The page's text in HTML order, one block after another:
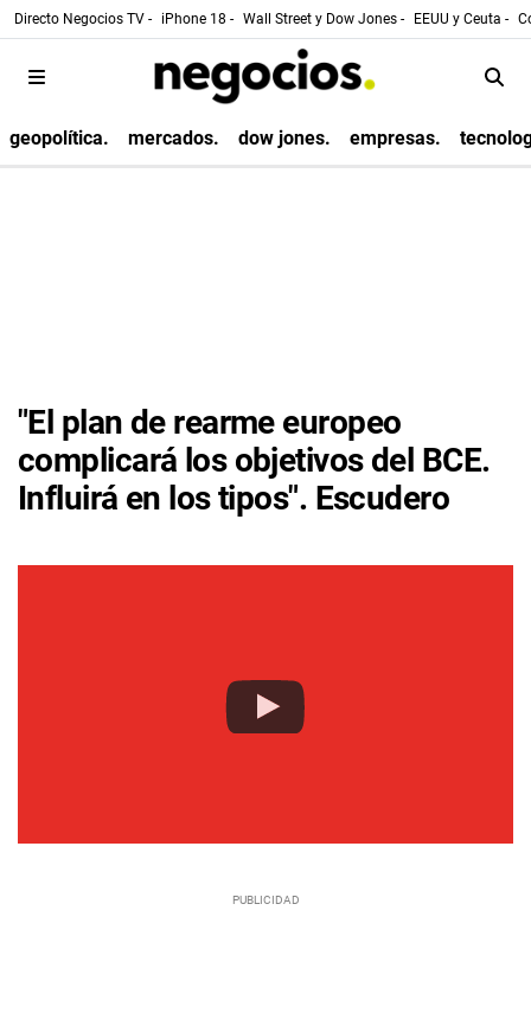
Directo Negocios TV - iPhone 18 - Wall Street y Dow Jones - EEUU y Ceuta -
geopolítica. mercados. dow jones. empresas.
"El plan de rearme europeo
complicará los objetivos del BCE.
Influirá en los tipos". Escudero